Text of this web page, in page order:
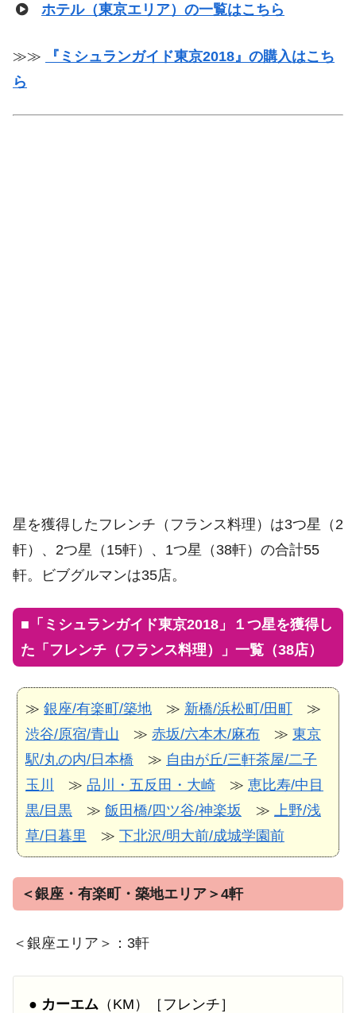
ホテル（東京エリア）の一覧はこちら
≫≫
『ミシュランガイド東京2018』の購入はこち
ら
星を獲得したフレンチ（フランス料理）は3つ星（2
軒）、2つ星（15軒）、1つ星（38軒）の合計55
軒。ビブグルマンは35店。
■ 「ミシュランガイド東京2018」１つ星を獲得し
た「フレンチ（フランス料理）」一覧（38店）
≫ 銀座/有楽町/築地 ≫ 新橋/浜松町/田町 ≫
渋谷/原宿/青山 ≫ 赤坂/六本木/麻布 ≫ 東京
駅/丸の内/日本橋 ≫ 自由が丘/三軒茶屋/二子
玉川
≫ 品川・五反田・大崎 ≫ 恵比寿/中目
黒/目黒 ≫ 飯田橋/四ツ谷/神楽坂 ≫
上野/浅
草/日暮里 ≫ 下北沢/明大前/成城学園前
＜銀座・有楽町・築地エリア＞4軒
＜銀座エリア＞：3軒
● カーエム （KM）［フレンチ］